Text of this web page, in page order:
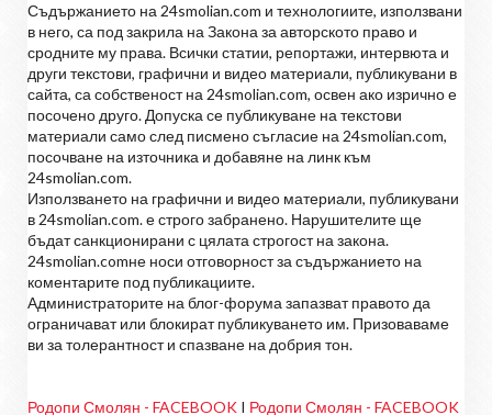
Съдържанието на 24smolian.com и технологиите, използвани
в него, са под закрила на Закона за авторското право и
сродните му права. Всички статии, репортажи, интервюта и
други текстови, графични и видео материали, публикувани в
сайта, са собственост на 24smolian.com, освен ако изрично е
посочено друго. Допуска се публикуване на текстови
материали само след писмено съгласие на 24smolian.com,
посочване на източника и добавяне на линк към
24smolian.com.
Използването на графични и видео материали, публикувани
в 24smolian.com. е строго забранено. Нарушителите ще
бъдат санкционирани с цялата строгост на закона.
24smolian.comне носи отговорност за съдържанието на
коментарите под публикациите.
Администраторите на блог-форума запазват правото да
ограничават или блокират публикуването им. Призоваваме
ви за толерантност и спазване на добрия тон.
Родопи Смолян - FACEBOOK I Родопи Смолян - FACEBOOK